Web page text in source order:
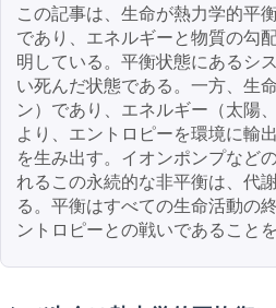
この記事は、生命が熱力学的平
であり、エネルギーと物質の勾
明している。平衡状態にあるシ
い死んだ状態である。一方、生
ン）であり、エネルギー（太陽
より、エントロピーを環境に輸
を生み出す。イオンポンプなど
れるこの永続的な非平衡は、代
る。平衡はすべての生命活動の
ントロピーとの戦いであること